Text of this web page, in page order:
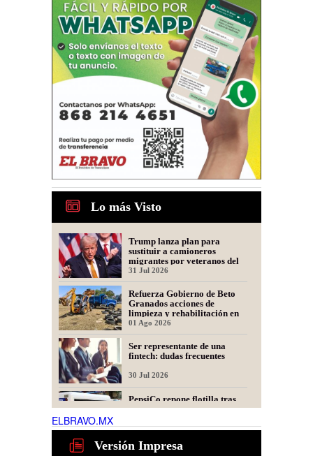
Lo más Visto
Trump lanza plan para
sustituir a camioneros
migrantes por veteranos del
Ejército
31 Jul 2026
Refuerza Gobierno de Beto
Granados acciones de
limpieza y rehabilitación en
Los Presidentes
01 Ago 2026
Ser representante de una
fintech: dudas frecuentes
30 Jul 2026
PepsiCo repone flotilla tras
incendio; llegan 15 nuevas
31 Jul 2026
Justicia para Denisse y
ELBRAVO.MX
Versión Impresa